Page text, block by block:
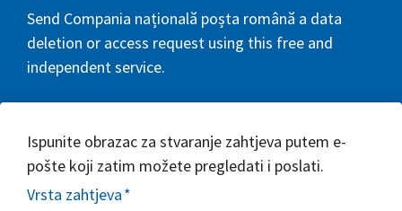
Send Compania națională poșta română a data
deletion or access request using this free and
independent service.
Ispunite obrazac za stvaranje zahtjeva putem e-
pošte koji zatim možete pregledati i poslati.
Vrsta zahtjeva*